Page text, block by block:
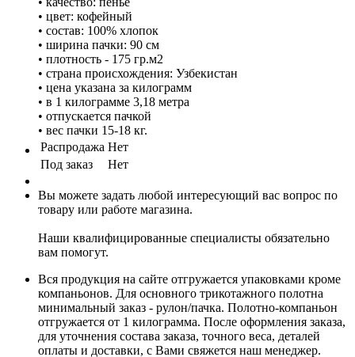
• цвет: кофейный
• состав: 100% хлопок
• ширина пачки: 90 см
• плотность - 175 гр.м2
• страна происхождения: Узбекистан
• цена указана за килограмм
• в 1 килограмме 3,18 метра
• отпускается пачкой
• вес пачки 15-18 кг.
Распродажа Нет
Под заказ
Нет
Вы можете задать любой интересующий вас вопрос по
товару или работе магазина.
Наши квалифицированные специалисты обязательно
вам помогут.
Вся продукция на сайте отгружается упаковками кроме
компаньонов. Для основного трикотажного полотна
минимальный заказ - рулон/пачка. Полотно-компаньон
отгружается от 1 килограмма. После оформления заказа,
для уточнения состава заказа, точного веса, деталей
оплаты и доставки, с Вами свяжется наш менеджер.